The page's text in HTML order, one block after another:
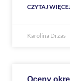
CZYTAJ
Karolina Drzas
Oceny